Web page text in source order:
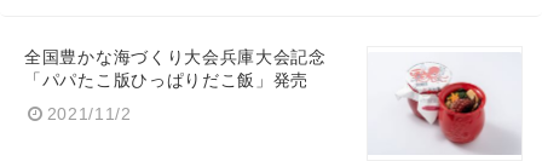
全国豊かな海づくり大会兵庫大会記念
「パパたこ版ひっぱりだこ飯」発売
2021/11/2